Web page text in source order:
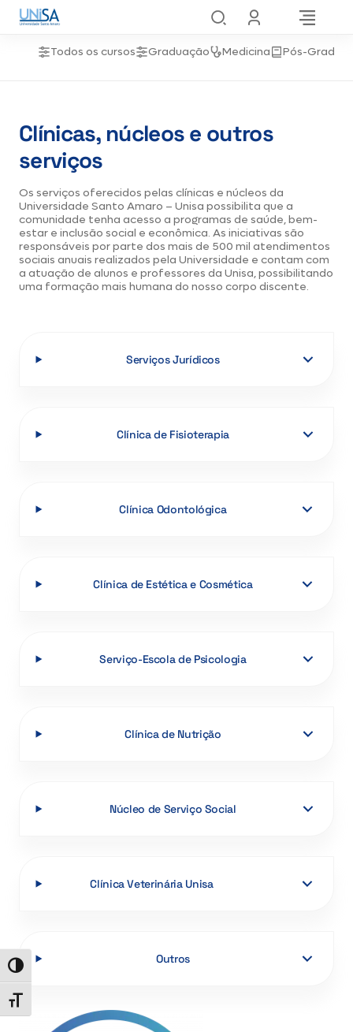
Alternar alto contraste
Alternar tamanho da fonte
Todos os cursos Graduação Medicina Pós-
Clínicas, núcleos e outros
serviços
Os serviços oferecidos pelas clínicas e núcleos da
Universidade Santo Amaro – Unisa possibilita que a
comunidade tenha acesso a programas de saúde, bem-
estar e inclusão social e econômica. As iniciativas são
responsáveis por parte dos mais de 500 mil atendimentos
sociais anuais realizados pela Universidade e contam com
a atuação de alunos e professores da Unisa, possibilitando
uma formação mais humana do nosso corpo discente.
Serviços Jurídicos
Clínica de Fisioterapia
Clínica Odontológica
Clínica de Estética e Cosmética
Serviço-Escola de Psicologia
Clínica de Nutrição
Núcleo de Serviço Social
Clínica Veterinária Unisa
Outros